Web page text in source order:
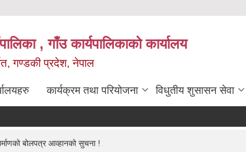
, गाँउ कार्यपालिकाको कार्यालय
गण्डकी प्रदेश, नेपाल
कार्यक्रम तथा परियोजना विधुतीय शुसासन सेवा
बोलपत्र आव्हानको सुचना !